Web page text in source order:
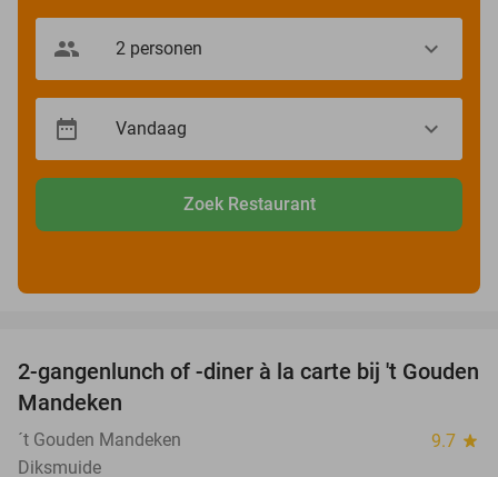
Zoek Restaurant
32%
2-gangenlunch of -diner à la carte bij 't Gouden
Mandeken
´t Gouden Mandeken 9.7 star
Diksmuide